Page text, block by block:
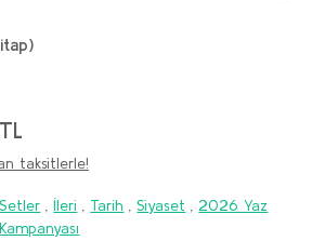
taksitlerle!
Setler ,İleri Tarih ,Siyaset
2026 Yaz
Kampanyası